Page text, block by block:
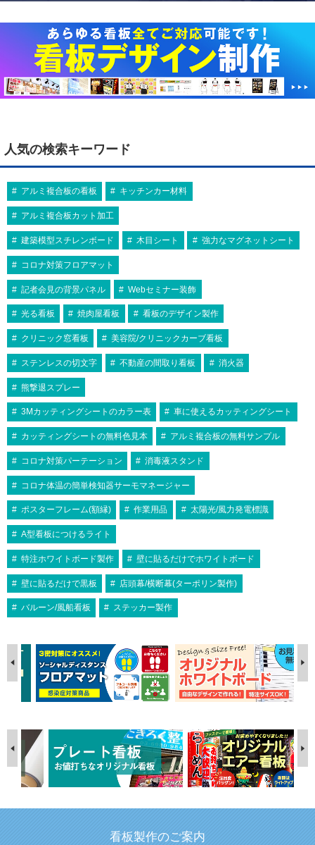
人気の検索キーワード
アルミ複合板の看板 キッチンカー材料
アルミ複合板カット加工
建築模型スチレンボード 木目シート 強力なマグネットシート
コロナ対策フロアマット
記者会見の背景パネル Webセミナー装飾
光る看板 焼肉屋看板 看板のデザイン製作
クリニック窓看板 美容院/クリニックカーブ看板
ステンレスの切文字 不動産の間取り看板 消火器
熊撃退スプレー
3Mカッティングシートのカラー表 車に使えるカッティングシート
カッティングシートの無料色見本 アルミ複合板の無料サンプル
コロナ対策パーテーション 消毒液スタンド
コロナ体温の簡単検知器サーモマネージャー
ポスターフレーム(額縁) 作業用品 太陽光/風力発電標識
A型看板につけるライト
特注ホワイトボード製作 壁に貼るだけでホワイトボード
壁に貼るだけで黒板 店頭幕/横断幕(ターポリン製作)
バルーン/風船看板 ステッカー製作
看板製作のご案内